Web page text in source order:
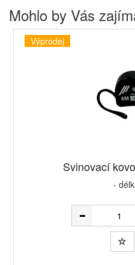
Mohlo by Vás
Výprodej
Svinovací
-